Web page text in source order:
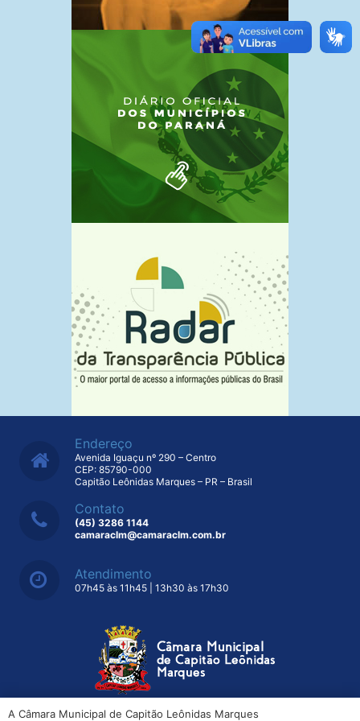
Endereço
Avenida Iguaçu nº 290 – Centro
CEP: 85790-000
Capitão Leônidas Marques – PR – Brasil
Contato
(45) 3286 1144
camaraclm@camaraclm.com.br
Atendimento
07h45 às 11h45 | 13h30 às 17h30
A Câmara Municipal de Capitão Leônidas Marques